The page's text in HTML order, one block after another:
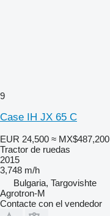
9
Case IH JX 65 C
EUR 24,500 ≈ MX$487,200
Tractor de ruedas
2015
3,748 m/h
Bulgaria, Targovishte
Agrotron-M
Contacte con el vendedor